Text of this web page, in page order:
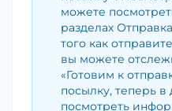
можете
разделах
того как
вы можете
«Готовим к
посылку, теперь
посмотреть